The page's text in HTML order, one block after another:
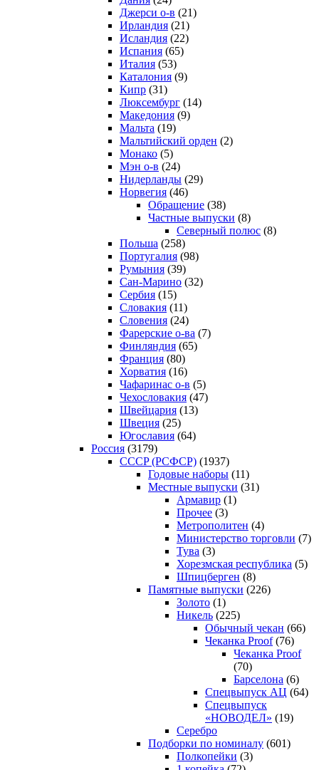
Джерси о-в (21)
Ирландия (21)
Исландия (22)
Испания (65)
Италия (53)
Каталония (9)
Кипр (31)
Люксембург (14)
Македония (9)
Мальта (19)
Мальтийский орден (2)
Монако (5)
Мэн о-в (24)
Нидерланды (29)
Норвегия (46)
Обращение (38)
Частные выпуски (8)
Северный полюс (8)
Польша (258)
Португалия (98)
Румыния (39)
Сан-Марино (32)
Сербия (15)
Словакия (11)
Словения (24)
Фарерские о-ва (7)
Финляндия (65)
Франция (80)
Хорватия (16)
Чафаринас о-в (5)
Чехословакия (47)
Швейцария (13)
Швеция (25)
Югославия (64)
Россия (3179)
CCCP (РСФСР) (1937)
Годовые наборы (11)
Местные выпуски (31)
Армавир (1)
Прочее (3)
Метрополитен (4)
Министерство торговли (7)
Тува (3)
Хорезмская республика (5)
Шпицберген (8)
Памятные выпуски (226)
Золото (1)
Никель (225)
Обычный чекан (66)
Чеканка Proof(76)
Чеканка Proof
(70)
Барселона (6)
Спецвыпуск АЦ (64)
Спецвыпуск
«НОВОДЕЛ» (19)
Серебро
Подборки по номиналу (601)
Полкопейки (3)